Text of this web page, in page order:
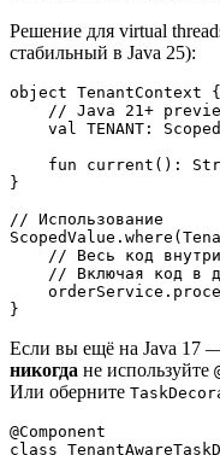
Решение для virtual
стабильный в Java 25):
object TenantContext {
// Java 21+
val TENANT:
fun current():
}
// Использование
// Весь код
// Включая код в
Если вы ещё на Java 17 —
никогда не используйте
Или оберните
@Component
class